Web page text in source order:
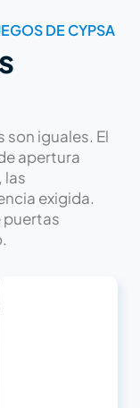
DE CYPSA
iguales. El
apertura
las
exigida.
puertas